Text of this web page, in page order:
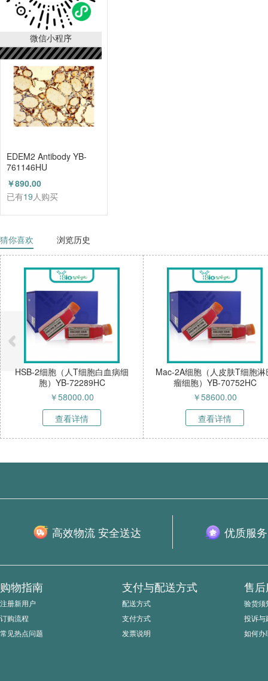
微信小程序
￥890.00
人购买
EDEM2 Antibody YB-
761146HU
￥890.00
已有19人购买
猜你喜欢 浏览历史
HSB-2细胞（人T细胞白血病细
胞）YB-72289HC
￥58000.00
查看详情
Mac-2A细胞（人皮肤T细胞淋
瘤细胞）YB-70752HC
￥58600.00
查看详情
高效物流 安全送达 优质服
购物指南
注册新用户
订购流程
常见热点问题
支付与配送方式
配送方式
支付方式
发票说明
售
验货须
投诉与
如何办